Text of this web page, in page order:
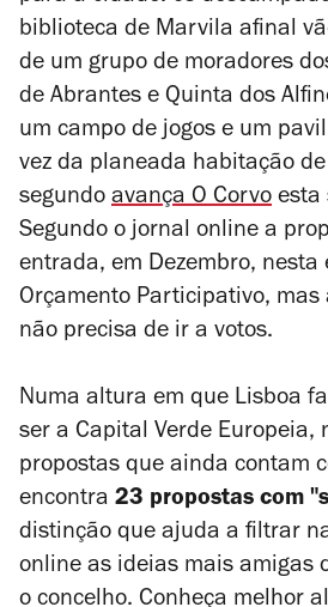
biblioteca de Marvila afinal
de um grupo de moradores
de Abrantes e Quinta dos
um campo de jogos e um
vez da planeada habitação
segundo avançaO Corvo esta
Segundo o jornal online a
entrada, em Dezembro, nesta
Orçamento Participativo, mas
não precisa de ir a votos.
Numa altura em que Lisboa
ser a Capital Verde Europeia,
propostas que ainda contam
encontra 23 propostas com
distinção que ajuda a filtrar
online as ideias mais amigas
o concelho. Conheça melhor